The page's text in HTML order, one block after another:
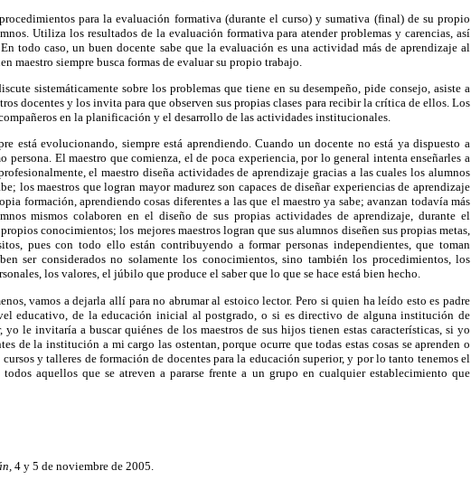
para la evaluación formativa (durante el curso) y sumativa (final) de su propio
Utiliza los resultados de la evaluación formativa para atender problemas y carencias, así
todo caso, un buen docente sabe que la evaluación es una actividad más de aprendizaje al
maestro siempre busca formas de evaluar su propio trabajo.
sistemáticamente sobre los problemas que tiene en su desempeño, pide consejo, asiste a
docentes y los invita para que observen sus propias clases para recibir la crítica de ellos. Los
en la planificación y el desarrollo de las actividades institucionales.
está evolucionando, siempre está aprendiendo. Cuando un docente no está ya dispuesto a
persona. El maestro que comienza, el de poca experiencia, por lo general intenta enseñarles a
el maestro diseña actividades de aprendizaje gracias a las cuales los alumnos
los maestros que logran mayor madurez son capaces de diseñar experiencias de aprendizaje
formación, aprendiendo cosas diferentes a las que el maestro ya sabe; avanzan todavía más
mismos colaboren en el diseño de sus propias actividades de aprendizaje, durante el
conocimientos; los mejores maestros logran que sus alumnos diseñen sus propias metas,
pues con todo ello están contribuyendo a formar personas independientes, que toman
ser considerados no solamente los conocimientos, sino también los procedimientos, los
los valores, el júbilo que produce el saber que lo que se hace está bien hecho.
vamos a dejarla allí para no abrumar al estoico lector. Pero si quien ha leído esto es padre
educativo, de la educación inicial al postgrado, o si es directivo de alguna institución de
le invitaría a buscar quiénes de los maestros de sus hijos tienen estas características, si yo
de la institución a mi cargo las ostentan, porque ocurre que todas estas cosas se aprenden o
y talleres de formación de docentes para la educación superior, y por lo tanto tenemos el
aquellos que se atreven a pararse frente a un grupo en cualquier establecimiento que
4 y 5 de noviembre de 2005.